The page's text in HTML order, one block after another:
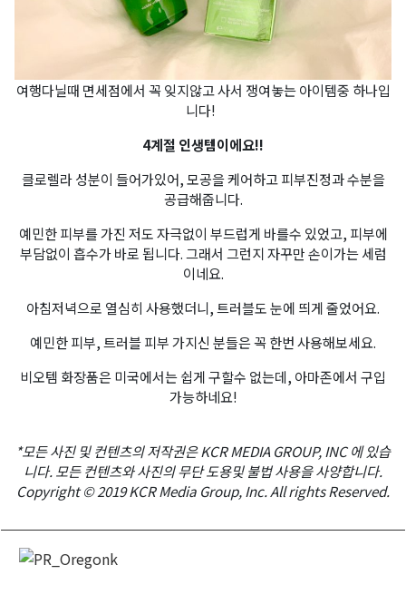
여행다닐때 면세점에서 꼭 잊지않고 사서 쟁여놓는 아이템중 하나입
니다!
4계절 인생템이에요!!
클로렐라 성분이 들어가있어, 모공을 케어하고 피부진정과 수분을
공급해줍니다.
예민한 피부를 가진 저도 자극없이 부드럽게 바를수 있었고, 피부에
부담없이 흡수가 바로 됩니다. 그래서 그런지 자꾸만 손이가는 세럼
이네요.
아침저녁으로 열심히 사용했더니, 트러블도 눈에 띄게 줄었어요.
예민한 피부, 트러블 피부 가지신 분들은 꼭 한번 사용해보세요.
비오템 화장품은 미국에서는 쉽게 구할수 없는데, 아마존에서 구입
가능하네요!
*모든 사진 및 컨텐츠의 저작권은 KCR MEDIA GROUP, INC 에 있습
니다. 모든 컨텐츠와 사진의 무단 도용및 불법 사용을 사양합니다.
Copyright © 2019 KCR Media Group, Inc. All rights Reserved.